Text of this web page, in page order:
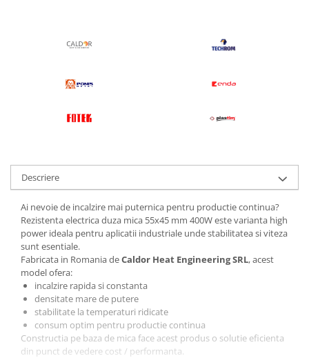
Descriere
Ai nevoie de incalzire mai puternica pentru productie continua?
Rezistenta electrica duza mica 55x45 mm 400W este varianta high
power ideala pentru aplicatii industriale unde stabilitatea si viteza
sunt esentiale.
Fabricata in Romania deCaldor Heat Engineering SRL, acest
model ofera:
incalzire rapida si constanta
densitate mare de putere
stabilitate la temperaturi ridicate
consum optim pentru productie continua
Constructia pe baza de mica face acest produs o solutie eficienta
din punct de vedere cost / performanta.